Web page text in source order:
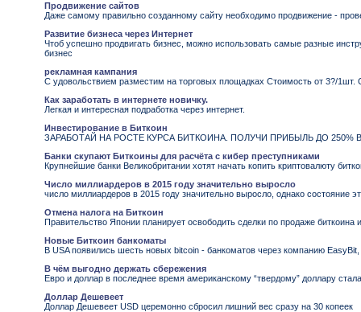
Продвижение сайтов
Даже самому правильно созданному сайту необходимо продвижение -
Развитие бизнеса через Интернет
Чтоб успешно продвигать бизнес, можно использовать самые разные
бизнес
рекламная кампания
С удовольствием разместим на торговых площадках Стоимость от 3?/
Как заработать в интернете новичку.
Легкая и интересная подработка через интернет.
Инвестирование в Биткоин
ЗАРАБОТАЙ НА РОСТЕ КУРСА БИТКОИНА. ПОЛУЧИ ПРИБЫЛЬ ДО 250%
Банки скупают Биткоины для расчёта с кибер преступниками
Крупнейшие банки Великобритании хотят начать копить криптовалюту
Число миллиардеров в 2015 году значительно выросло
число миллиардеров в 2015 году значительно выросло, однако состояние
Отмена налога на Биткоин
Правительство Японии планирует освободить сделки по продаже
Новые Биткоин банкоматы
В USA появились шесть новых bitcoin - банкоматов через компанию
В чём выгодно держать сбережения
Евро и доллар в последнее время американскому “твердому” доллару
Доллар Дешевеет
Доллар Дешевеет USD церемонно сбросил лишний вес сразу на 30 копеек